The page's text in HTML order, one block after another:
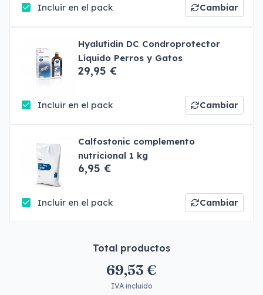
Incluir en el pack Cambiar
Hyalutidin DC Condroprotector
Líquido Perros y Gatos
29,95 €
Incluir en el pack Cambiar
Calfostonic complemento
nutricional 1 kg
6,95 €
Incluir en el pack Cambiar
Total productos
69,53 €
IVA incluido